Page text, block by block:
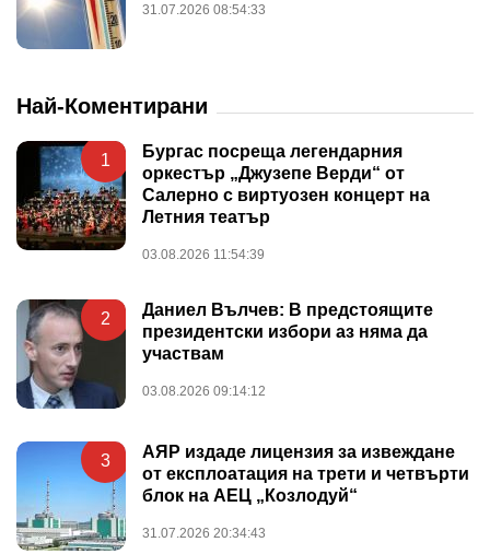
31.07.2026 08:54:33
Най-Коментирани
1
Бургас посреща легендарния
оркестър „Джузепе Верди“ от
Салерно с виртуозен концерт на
Летния театър
03.08.2026 11:54:39
2
Даниел Вълчев: В предстоящите
президентски избори аз няма да
участвам
03.08.2026 09:14:12
3
АЯР издаде лицензия за извеждане
от експлоатация на трети и четвърти
блок на АЕЦ „Козлодуй“
31.07.2026 20:34:43